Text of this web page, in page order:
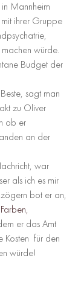
Mannheim
ihrer Gruppe
würde.
Budget der
sagt man
zu Oliver
ob er
an der
war
als ich es mir
bot er an,
er das Amt
Kosten  für den
würde!